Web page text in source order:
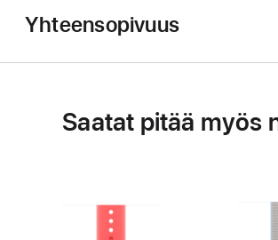
Yhteensopivuus
Saatat pitää myös